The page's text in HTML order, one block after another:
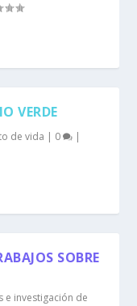
VERDE
de vida | 0 |
SOBRE
e investigación de